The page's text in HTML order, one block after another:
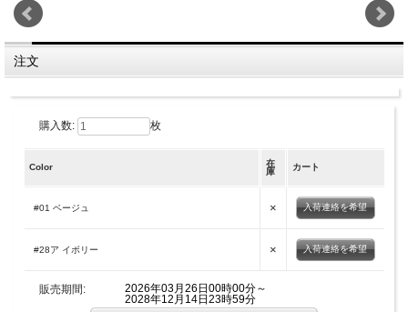
注文
購入数: 枚
Color
在
庫
カート
#01 ベージュ × 入荷連絡を希望
#28ア イボリー × 入荷連絡を希望
販売期間:
2026年03月26日00時00分～
2028年12月14日23時59分